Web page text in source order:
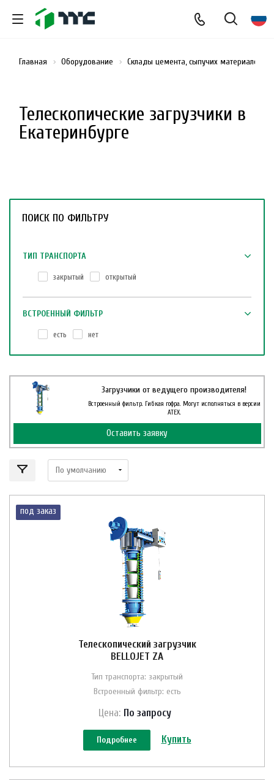
Телескопические загрузчики в
Екатеринбурге
Главная Оборудование Склады цемента, сыпучих материалов и
Загрузчики от ведущего производителя!
Встроенный фильтр. Гибкая гофра. Могут исполняться в версии
АТЕХ.
Оставить заявку
под заказ
Телескопический загрузчик
BELLOJET ZA
Тип транспорта: закрытый
Встроенный фильтр: есть
Цена: По запросу
Подробнее Купить
ПОИСК ПО ФИЛЬТРУ
ТИП ТРАНСПОРТА
закрытый открытый
ВСТРОЕННЫЙ ФИЛЬТР
есть нет